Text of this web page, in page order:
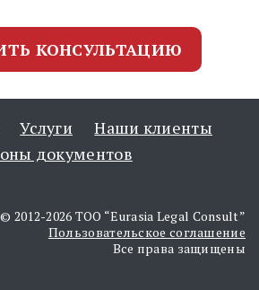
КОНСУЛЬТАЦИЮ
Услуги
Наши клиенты
документов
© 2012-2026 ТОО “Eurasia Legal Consult”
Пользовательское соглашение
Все права защищены